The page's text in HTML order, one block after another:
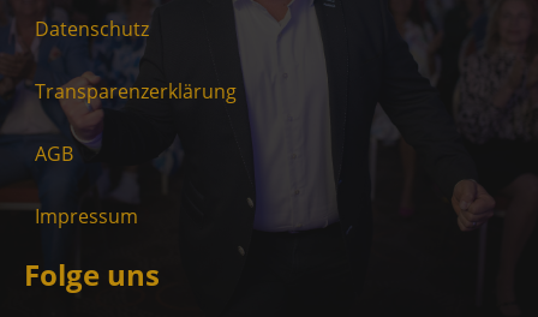
Datenschutz
Transparenzerklärung
AGB
Impressum
Folge uns